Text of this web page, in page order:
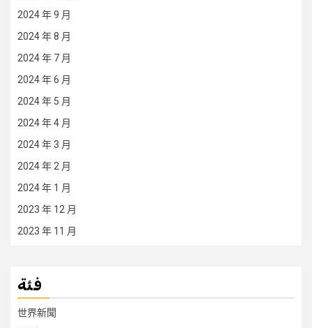
2024 年 9 月
2024 年 8 月
2024 年 7 月
2024 年 6 月
2024 年 5 月
2024 年 4 月
2024 年 3 月
2024 年 2 月
2024 年 1 月
2023 年 12 月
2023 年 11 月
فئة
世界新聞